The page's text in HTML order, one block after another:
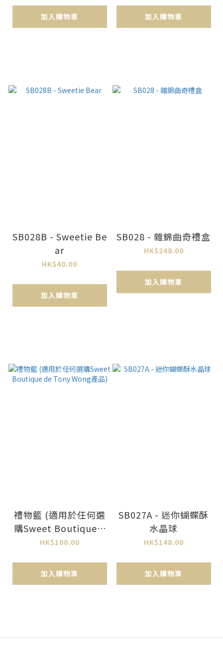
加入購物車 加入購物車
SB028B - Sweetie Be
ar
HK$40.00
加入購物車
SB028 - 雜錦曲奇禮盒
HK$248.00
加入購物車
禮物籃 (適用於任何選
購Sweet Boutique d
e Tony Wong產品)
HK$100.00
加入購物車
SB027A - 迷你蝴蝶酥
水晶球
HK$148.00
加入購物車